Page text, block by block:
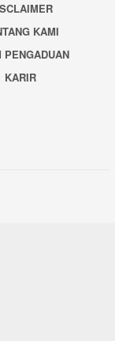
KAMI
PENGADUAN
KARIR